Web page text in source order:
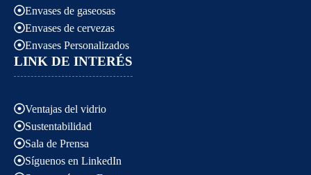
Envases de gaseosas
Envases de cervezas
Envases Personalizados
LINK DE INTERÉS
Ventajas del vidrio
Sustentabilidad
Sala de Prensa
Síguenos en LinkedIn